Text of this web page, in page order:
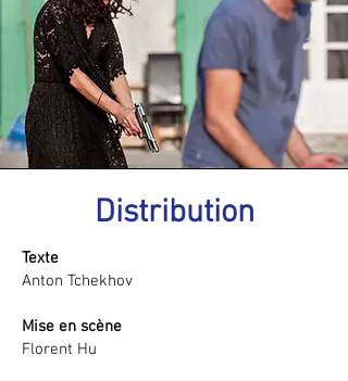
Distribution
Texte
Anton Tchekhov
Mise en scène
Florent Hu